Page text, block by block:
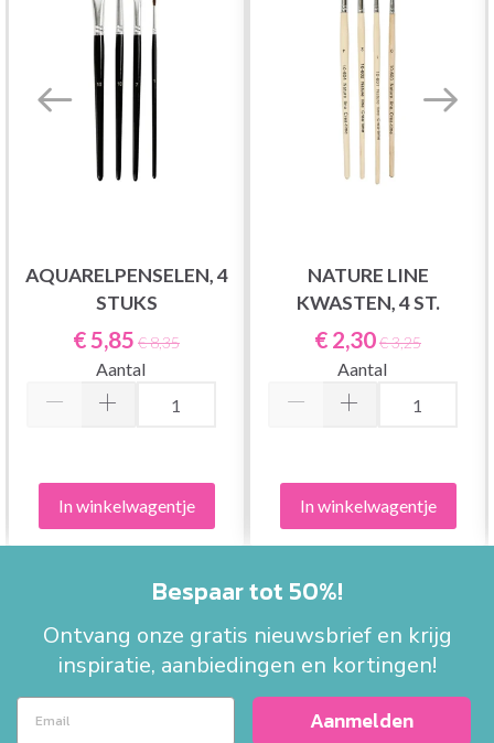
AQUARELPENSELEN, 4
STUKS
€ 5,85 € 8,35
Aantal
In winkelwagentje
NATURE LINE
KWASTEN, 4 ST.
€ 2,30€ 3,25
Aantal
In winkelwagentje
Bespaar tot 50%!
Ontvang onze gratis nieuwsbrief en krijg
inspiratie, aanbiedingen en kortingen!
Aanmelden